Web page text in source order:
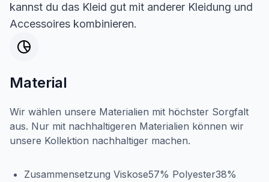
kannst du das Kleid gut mit anderer Kleidung und
Accessoires kombinieren.
Material
Wir wählen unsere Materialien mit höchster Sorgfalt
aus. Nur mit nachhaltigeren Materialien können wir
unsere Kollektion nachhaltiger machen.
Zusammensetzung Viskose57% Polyester38%